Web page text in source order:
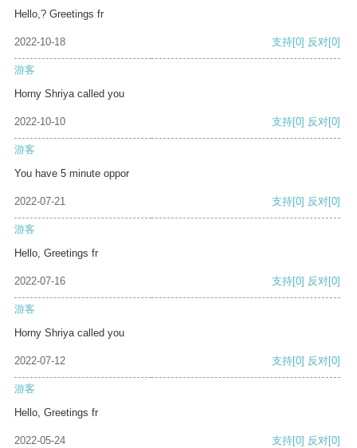
Hello,? Greetings fr
2022-10-18 支持[0] 反对[0]
游客
Horny Shriya called you
2022-10-10 支持[0] 反对[0]
游客
You have 5 minute oppor
2022-07-21 支持[0] 反对[0]
游客
Hello, Greetings fr
2022-07-16 支持[0] 反对[0]
游客
Horny Shriya called you
2022-07-12 支持[0] 反对[0]
游客
Hello, Greetings fr
2022-05-24 支持[0] 反对[0]